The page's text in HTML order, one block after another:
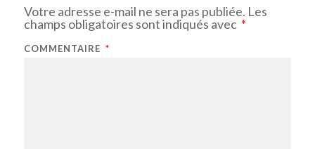
Votre adresse e-mail ne sera pas publiée. Les
champs obligatoires sont indiqués avec *
COMMENTAIRE *